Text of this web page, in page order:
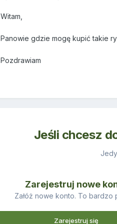
Witam,
Panowie gdzie mogę kupić takie
Pozdrawiam
Jeśli chcesz
Zarejestruj nowe
Załóż nowe konto. To bardzo
Zarejestruj się